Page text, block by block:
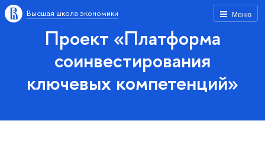
Меню
Высшая школа экономики
Проект «Платформа
соинвестирования
ключевых компетенций»